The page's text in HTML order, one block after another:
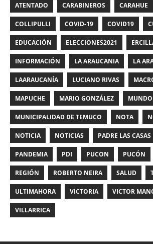
ATENTADO CARABINEROS CARAHUE
COLLIPULLI COVID-19 COVID19
EDUCACIÓN ELECCIONES2021
INFORMACIÓN LA ARAUCANIA LA
LAARAUCANÍA LUCIANO RIVAS
MAPUCHE MARIO GONZÁLEZ MUNDO
MUNICIPALIDAD DE TEMUCO NOTA
NOTICIA NOTICIAS PADRE LAS CASAS
PANDEMIA PDI PUCON PUCÓN
REGIÓN ROBERTO NEIRA SALUD
ULTIMAHORA VICTORIA VICTOR
VILLARRICA